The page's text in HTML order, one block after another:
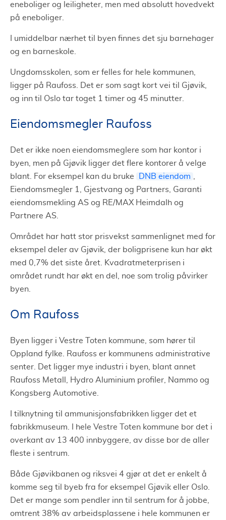
eneboliger og leiligheter, men med absolutt hovedvekt
på eneboliger.
I umiddelbar nærhet til byen finnes det sju barnehager
og en barneskole.
Ungdomsskolen, som er felles for hele kommunen,
ligger på Raufoss. Det er som sagt kort vei til Gjøvik,
og inn til Oslo tar toget 1 timer og 45 minutter.
Eiendomsmegler Raufoss
Det er ikke noen eiendomsmeglere som har kontor i
byen, men på Gjøvik ligger det flere kontorer å velge
blant. For eksempel kan du bruke
DNB eiendom ,
Eiendomsmegler 1, Gjestvang og Partners, Garanti
eiendomsmekling AS og RE/MAX Heimdalh og
Partnere AS.
Området har hatt stor prisvekst sammenlignet med for
eksempel deler av Gjøvik, der boligprisene kun har økt
med 0,7% det siste året. Kvadratmeterprisen i
området rundt har økt en del, noe som trolig påvirker
byen.
Om Raufoss
Byen ligger i Vestre Toten kommune, som hører til
Oppland fylke. Raufoss er kommunens administrative
senter. Det ligger mye industri i byen, blant annet
Raufoss Metall, Hydro Aluminium profiler, Nammo og
Kongsberg Automotive.
I tilknytning til ammunisjonsfabrikken ligger det et
fabrikkmuseum. I hele Vestre Toten kommune bor det i
overkant av 13 400 innbyggere, av disse bor de aller
fleste i sentrum.
Både Gjøvikbanen og riksvei 4 gjør at det er enkelt å
komme seg til byeb fra for eksempel Gjøvik eller Oslo.
Det er mange som pendler inn til sentrum for å jobbe,
omtrent 38% av arbeidsplassene i hele kommunen er